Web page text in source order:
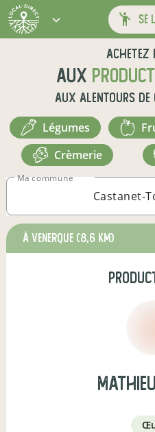
se
Achetez
aux
aux alentours de
légumes
crèmerie
Ma commune
à Venerque (8,6 km)